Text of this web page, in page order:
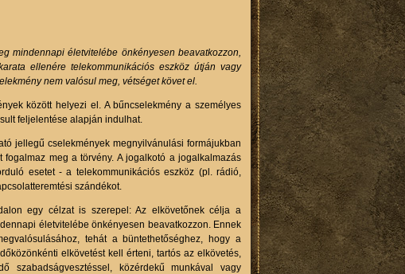
mindennapi életvitelébe önkényesen beavatkozzon,
ellenére telekommunikációs eszköz útján vagy
nem valósul meg, vétséget követ el.
között helyezi el. A bűncselekmény a személyes
feljelentése alapján indulhat.
jellegű cselekmények megnyilvánulási formájukban
meg a törvény. A jogalkotó a jogalkalmazás
esetet - a telekommunikációs eszköz (pl. rádió,
szándékot.
egy célzat is szerepel: Az elkövetőnek célja a
életvitelébe önkényesen beavatkozzon. Ennek
tehát a büntethetőséghez, hogy a
elkövetést kell érteni, tartós az elkövetés,
közérdekű munkával vagy